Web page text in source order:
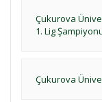
Çukurova
1. Lig
Çukurova